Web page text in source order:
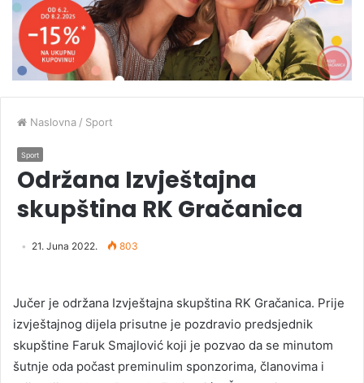
Naslovna / Sport
Sport
Održana Izvještajna
skupština RK Gračanica
21. Juna 2022. 803
Jučer je održana Izvještajna skupština RK Gračanica. Prije
izvještajnog dijela prisutne je pozdravio predsjednik
skupštine Faruk Smajlović koji je pozvao da se minutom
šutnje oda počast preminulim sponzorima, članovima i